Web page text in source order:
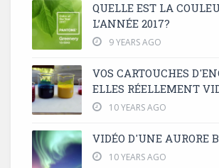
QUELLE EST LA
L’ANNÉE 2017?
9 YEARS AGO
VOS CARTOUCHES
ELLES RÉELLEMENT
10 YEARS AGO
VIDÉO D'UNE AURORE
10 YEARS AGO